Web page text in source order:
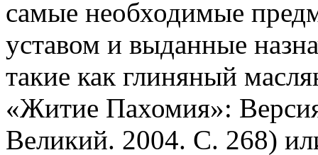
самые необходимые
уставом и выданные
такие как глиняный
«Житие Пахомия»:
Великий. 2004. C. 268)